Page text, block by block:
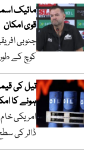
مائیک
قوی امکان
جنوبی
کوچ کے
تیل کی
ہونے کا
ڈالر کی